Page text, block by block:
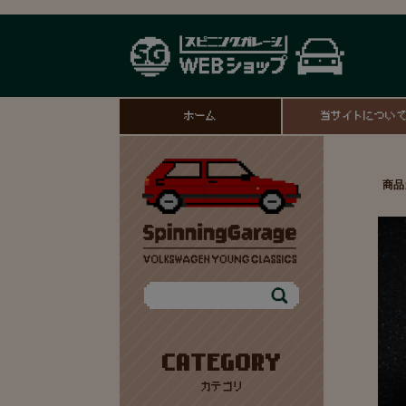
ホーム 当サイトについて
CATEGORY
カテゴリ
商